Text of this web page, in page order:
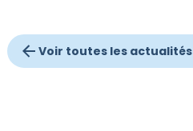
Voir toutes les actualités